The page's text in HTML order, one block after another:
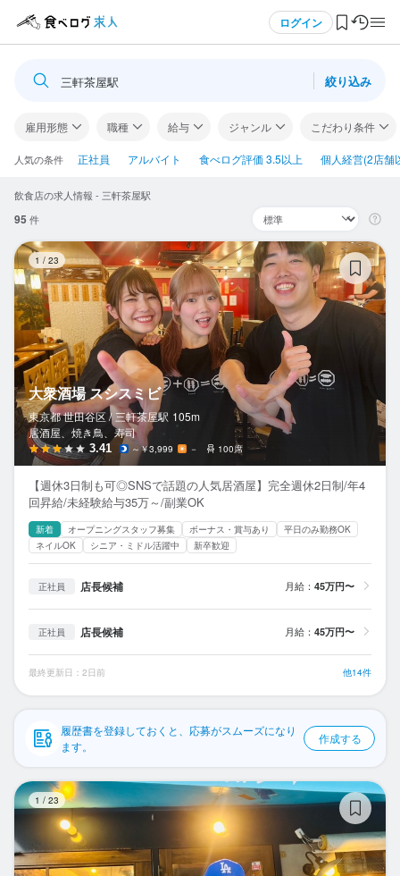
ログイン
食べログ求人TOP
求人検索
閲覧履歴
気になる求人
検索履歴・保存した条件
応募履歴
WEB履歴書
スカウト・メルマガ受信設定
ヘルプ・お問い合わせフォーム
食べログ求人PRESS
プライバシーポリシー
利用規約
企業情報
三軒茶屋駅 絞り込み
雇用形態 職種 給与 ジャンル こだわり条件
人気の条件 正社員 アルバイト 食べログ評価 3.5以上 個人経営(2店舗
飲食店の求人情報 - 三軒茶屋駅
95 件
1 / 23
大衆酒場 スシスミビ
東京都 世田谷区 / 三軒茶屋駅 105m
居酒屋、焼き鳥、寿司
3.41 ～￥3,999 － 100席
【週休3日制も可◎SNSで話題の人気居酒屋】完全週休2日制/年4
回昇給/未経験給与35万～/副業OK
新着 オープニングスタッフ募集 ボーナス・賞与あり
平日のみ勤務OK
ネイルOK
シニア・ミドル活躍中 新卒歓迎
正社員 店長候補 月給： 45万円〜
正社員 店長候補 月給： 45万円〜
最終更新日：2日前 他14件
履歴書を登録しておくと、応募がスムーズになり
ます。
作成する
1 / 23